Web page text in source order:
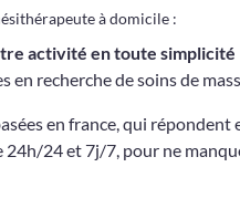
à domicile :
activité en toute simplicité
en recherche de soins de
en france, qui
24h/24 et 7j/7, pour ne